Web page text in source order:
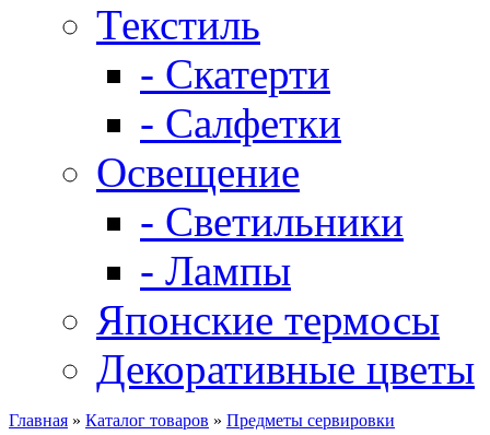
Текстиль
- Скатерти
- Салфетки
Освещение
- Светильники
- Лампы
Японские термосы
Декоративные цветы
Главная » Каталог товаров » Предметы сервировки